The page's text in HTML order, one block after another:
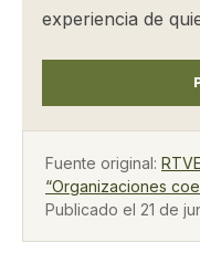
experiencia de
Fuente original:
“Organizaciones
Publicado el 21 de